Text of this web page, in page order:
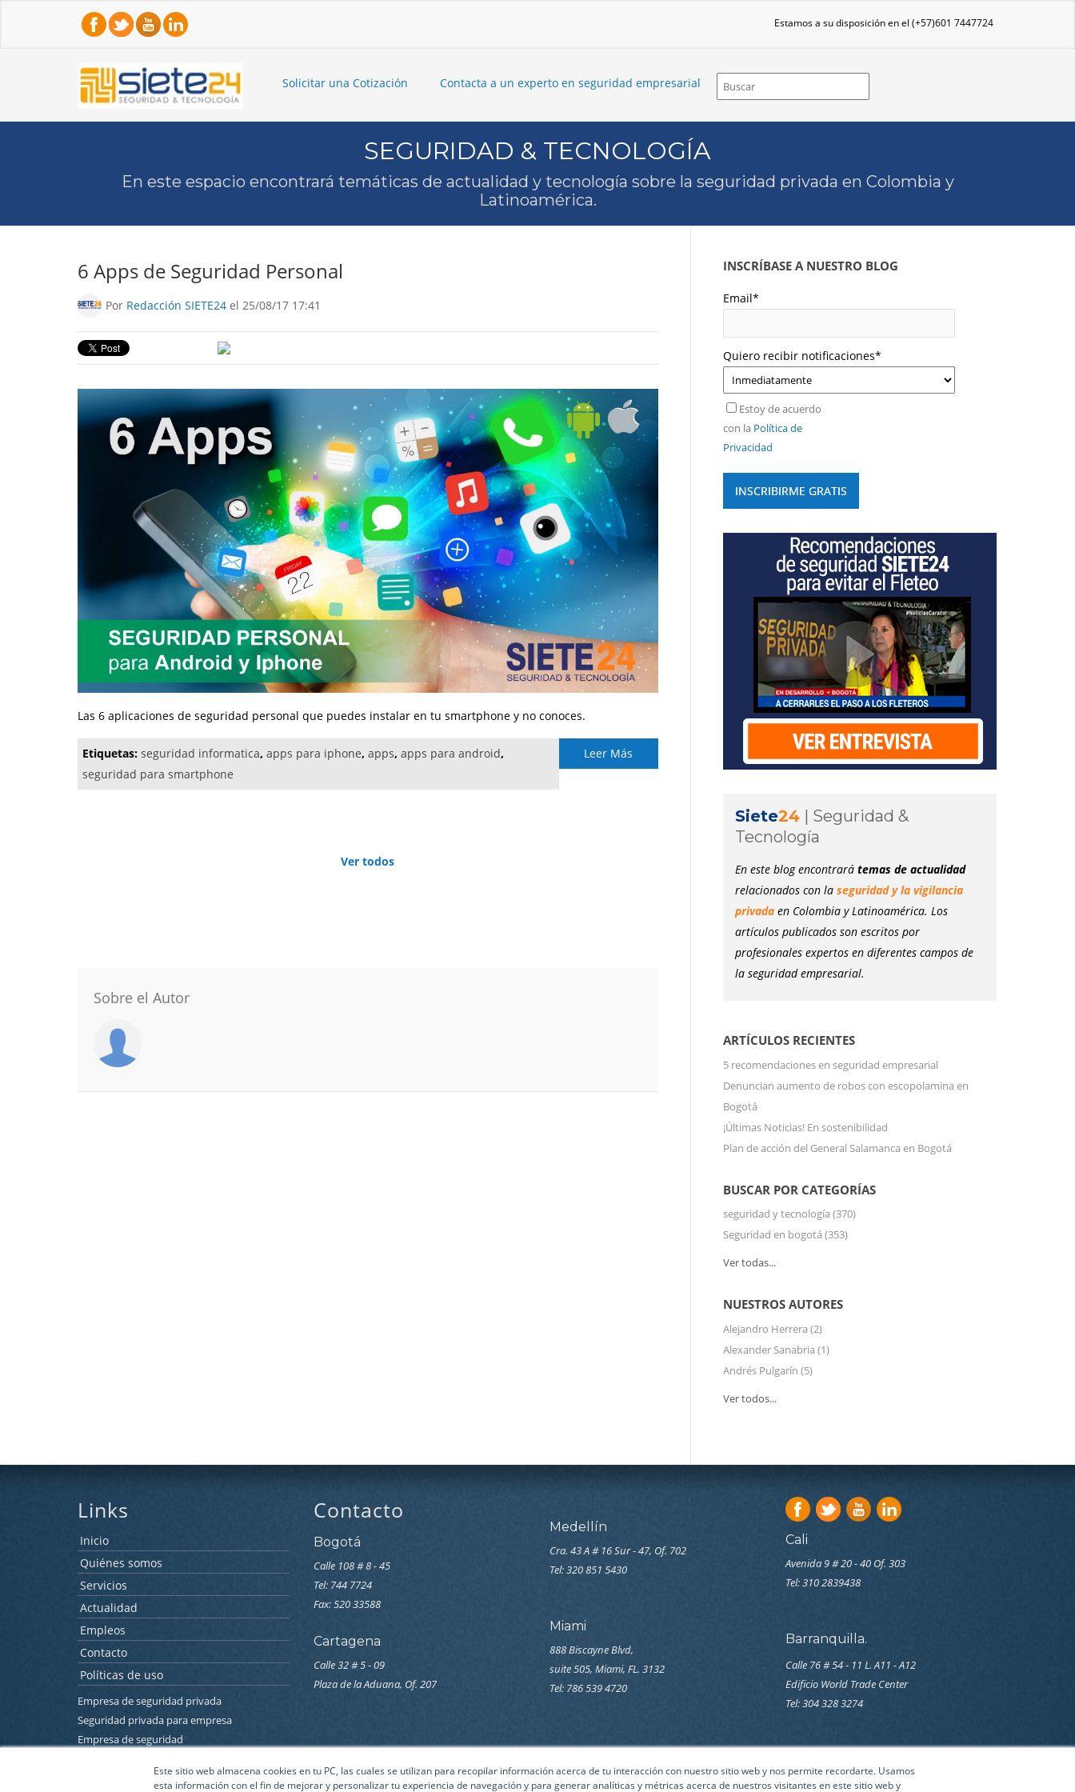
Este sitio web almacena cookies en tu PC, las cuales se utilizan para recopilar información acerca de tu interacción con nuestro sitio web y nos permite recordarte. Usamos
esta información con el fin de mejorar y personalizar tu experiencia de navegación y para generar analíticas y métricas acerca de nuestros visitantes en este sitio web y
Estamos a su disposición en el (+57)601 7447724
Solicitar una Cotización Contacta a un experto en seguridad empresarial
SEGURIDAD & TECNOLOGÍA
En este espacio encontrará temáticas de actualidad y tecnología sobre la seguridad privada en Colombia y
Latinoamérica.
6 Apps de Seguridad Personal
Por Redacción SIETE24 el 25/08/17 17:41
Las 6 aplicaciones de seguridad personal que puedes instalar en tu smartphone y no conoces.
Leer Más
Etiquetas: seguridad informatica, apps para iphone, apps, apps para android,
seguridad para smartphone
Ver todos
Sobre el Autor
INSCRÍBASE A NUESTRO BLOG
Email*
Quiero recibir notificaciones*
Estoy de acuerdo
con la Política de
Privacidad
Siete24| Seguridad &
Tecnología
En este blog encontrará temas de actualidad
relacionados con la seguridad y la vigilancia
privadaen Colombia y Latinoamérica. Los
artículos publicados son escritos por
profesionales expertos en diferentes campos de
la seguridad empresarial.
ARTÍCULOS RECIENTES
5 recomendaciones en seguridad empresarial
Denuncian aumento de robos con escopolamina en
Bogotá
¡Últimas Noticias! En sostenibilidad
Plan de acción del General Salamanca en Bogotá
BUSCAR POR CATEGORÍAS
seguridad y tecnología (370)
Seguridad en bogotá (353)
Ver todas...
NUESTROS AUTORES
Alejandro Herrera (2)
Alexander Sanabria (1)
Andrés Pulgarín (5)
Ver todos...
Links
Inicio
Quiénes somos
Servicios
Actualidad
Empleos
Contacto
Políticas de uso
Empresa de seguridad privada
Seguridad privada para empresa
Empresa de seguridad
Seguridad electronica para empresas
Contacto
Bogotá
Calle 108 # 8 - 45
Tel: 744 7724
Fax: 520 33588
Cartagena
Calle 32 # 5 - 09
Plaza de la Aduana, Of. 207
Medellín
Cra. 43 A # 16 Sur - 47, Of. 702
Tel: 320 851 5430
Miami
888 Biscayne Blvd,
suite 505, Miami, FL. 3132
Tel: 786 539 4720
Cali
Avenida 9 # 20 - 40 Of. 303
Tel:310 2839438
Barranquilla.
Calle 76 # 54 - 11 L. A11 - A12
Edificio World Trade Center
Tel: 304 328 3274